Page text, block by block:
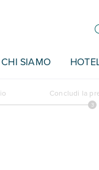
CHI SIAMO
Concludi la